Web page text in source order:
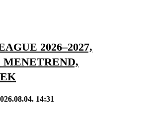
2026–2027,
14:31